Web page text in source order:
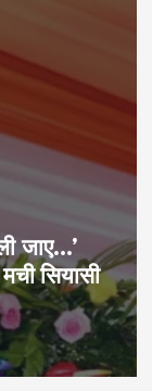
जाए…’
सियासी